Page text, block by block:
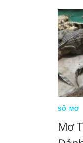
SỔ MƠ
Mơ